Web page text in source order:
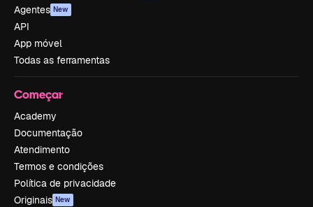
Agentes New
API
App móvel
Todas as ferramentas
Começar
Academy
Documentação
Atendimento
Termos e condições
Política de privacidade
Originais New